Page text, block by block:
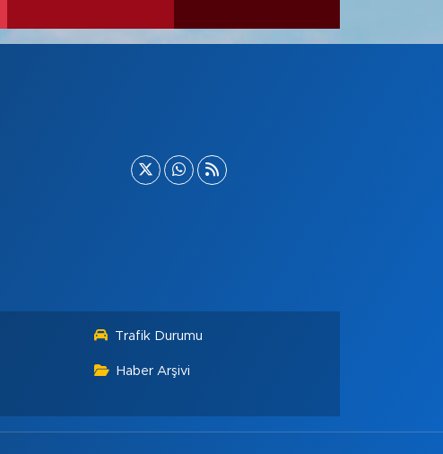
Trafik Durumu
Haber Arşivi